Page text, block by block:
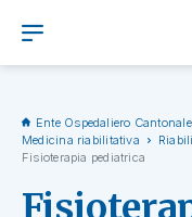
Ente Ospedaliero Cantonale
Medicina riabilitativa
Fisioterapia pediatrica